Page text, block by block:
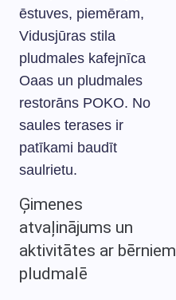
ēstuves, piemēram,
Vidusjūras stila
pludmales kafejnīca
Oaas un pludmales
restorāns POKO. No
saules terases ir
patīkami baudīt
saulrietu.
Ģimenes
atvaļinājums un
aktivitātes ar bērniem
pludmalē